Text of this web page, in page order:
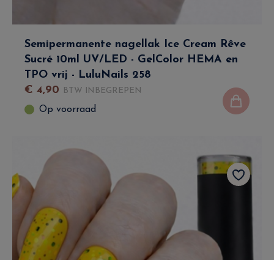
Semipermanente nagellak Ice Cream Rêve
Sucré 10ml UV/LED - GelColor HEMA en
TPO vrij - LuluNails 258
€ 4,90 BTW INBEGREPEN
Op voorraad